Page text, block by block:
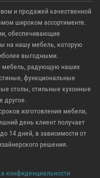
и продажей качественной
широком ассортименте.
обеспечивающие
на нашу мебель, которую
выгодными.
мебель, радующую наших
функциональные
столы, стильные кухонные
другое.
изготовления мебели,
день клиент получает
14 дней, в зависимости от
решения.
конфиденциальности